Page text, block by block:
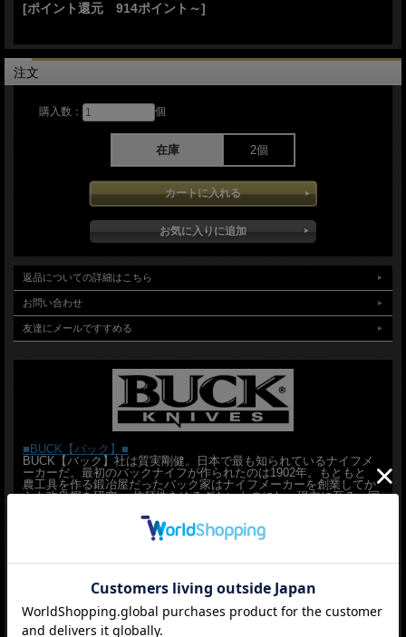
流行に左右されない伝統のスタイル
汎用性が高く、軽量で取り回しのよい「使う」ナイフです
Made in the USA
■ブレード：約10.1cm（約3mm）
■ブレードマテリアル：420HC stainless
■ハンドルマテリアル：DymaLux Cocobolo Heritage
■ウエイト：約71g
■Made in the USA
■BUCK【バック】ナイフ■ #102 ウッズマン 【420HC】【DymaLuxココボロ】
＊製造時、輸送に伴う擦り傷、箱の凹み等ある場合がございます事、ご了承下さい
ナイフ販売専門ショップ グローイング！
[ポイント還元 914ポイント～]
注文
購入数： 個
在庫 2個
返品についての詳細はこちら
お問い合わせ
友達にメールですすめる
■BUCK【バック】■
BUCK【バック】社は質実剛健。日本で最も知られているナイフメ
ーカーだ。最初のバックナイフが作られたのは1902年。もともと
農工具を作る鍛冶屋だったバック家はナイフメーカーを創業してか
らも改良鋼を研究。 信頼性をゆるぎないものにし、現在に至る。同
イフとして知られる。ユーザーの幅広い支持があるブランドだ
ロ】Woodsman 102CCS1 フィックスド ハンティング アメリカ製 製品仕
様（スペック一覧）
スペック項目 仕様詳細